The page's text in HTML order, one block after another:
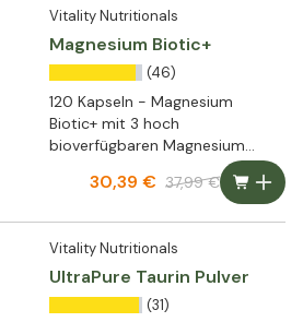
Vitality Nutritionals
Magnesium Biotic+
(46)
120 Kapseln - Magnesium
Biotic+ mit 3 hoch
bioverfügbaren Magnesium
30,39 € 37,99 €
Vitality Nutritionals
UltraPure Taurin Pulver
(31)